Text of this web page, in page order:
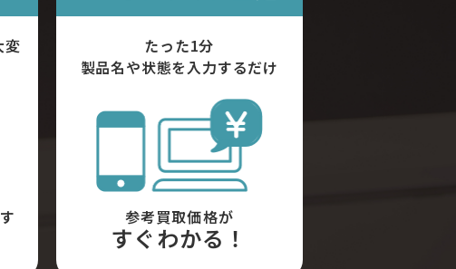
変
たった1分
製品名や状態を入力するだけ
参考買取価格が
すぐわかる！